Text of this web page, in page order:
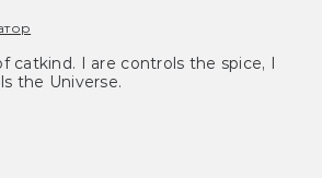
catkind. I are controls the spice, I
the Universe.